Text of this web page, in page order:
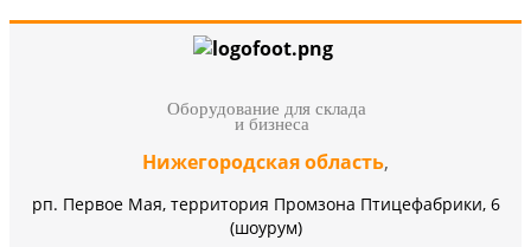
Оборудование для склада
и бизнеса
Нижегородская область,
рп. Первое Мая, территория Промзона Птицефабрики, 6
(шоурум)